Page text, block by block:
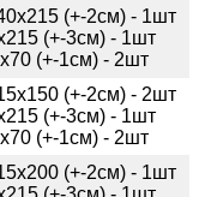
(+-2см) - 1шт
(+-3см) - 1шт
(+-1см) - 2шт
(+-2см) - 2шт
(+-3см) - 1шт
(+-1см) - 2шт
(+-2см) - 1шт